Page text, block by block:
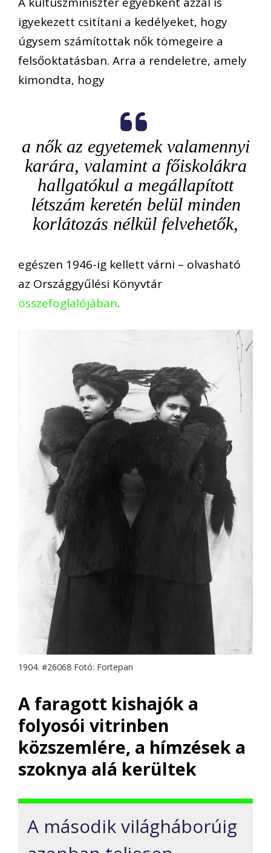
igyekezett csitítani a kedélyeket, hogy
úgysem számítottak nők tömegeire a
felsőoktatásban. Arra a rendeletre, amely
kimondta, hogy
a nők az egyetemek valamennyi
karára, valamint a főiskolákra
hallgatókul a megállapított
létszám keretén belül minden
korlátozás nélkül felvehetők,
egészen 1946-ig kellett várni – olvasható
az Országgyűlési Könyvtár
összefoglalójában.
1904. #26068 Fotó: Fortepan
A faragott kishajók a
folyosói vitrinben
közszemlére, a hímzések a
szoknya alá kerültek
A második világháborúig